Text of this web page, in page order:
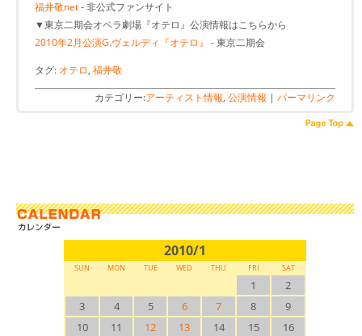
福井敬net- 非公式ファンサイト
▼東京二期会オペラ劇場『オテロ』公演情報はこちらから
2010年2月公演G.ヴェルディ『オテロ』 - 東京二期会
タグ: オテロ, 福井敬
カテゴリー:アーティスト情報, 公演情報 | パーマリンク
2010/1
SUN MON TUE WED THU FRI SAT
1
2
3
4 5 6 7 8
9
10
11 12 13 14 15
16